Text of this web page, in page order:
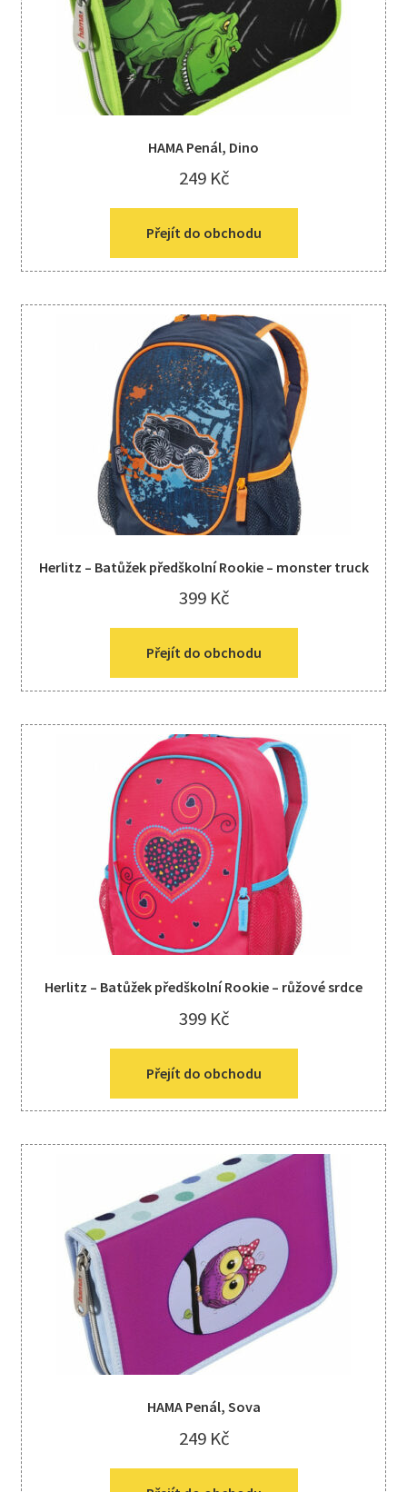
HAMA Penál, Dino
249 Kč
Přejít do obchodu
Herlitz – Batůžek předškolní Rookie – monster truck
399 Kč
Přejít do obchodu
Herlitz – Batůžek předškolní Rookie – růžové srdce
399 Kč
Přejít do obchodu
HAMA Penál, Sova
249 Kč